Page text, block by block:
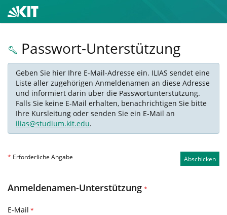
Passwort-Unterstützung
Geben Sie hier Ihre E-Mail-Adresse ein. ILIAS sendet eine
Liste aller zugehörigen Anmeldenamen an diese Adresse
und informiert darin über die Passwortunterstützung.
Falls Sie keine E-Mail erhalten, benachrichtigen Sie bitte
Ihre Kursleitung oder senden Sie ein E-Mail an
ilias@studium.kit.edu.
Abschicken
* Erforderliche Angabe
Anmeldenamen-Unterstützung *
E-Mail *